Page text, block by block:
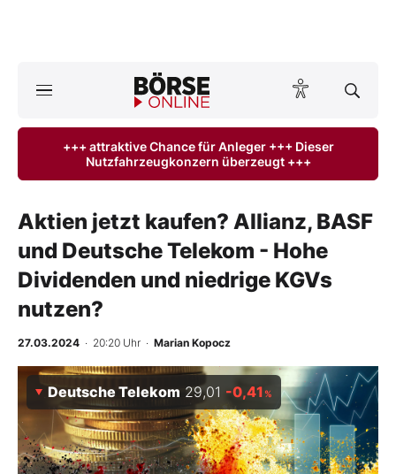
ktuelle Ausgabe BÖRSE ONLINE lesen
Anlageprodukte
Finanz-Check
Abo & Shop
BO-Musterdepots
Experten
Mein B:O
+++ attraktive Chance für Anleger +++ Dieser
Nutzfahrzeugkonzern überzeugt +++
Aktien jetzt kaufen? Allianz, BASF
und Deutsche Telekom - Hohe
Dividenden und niedrige KGVs
nutzen?
27.03.2024 · 20:20 Uhr · Marian Kopocz
Deutsche Telekom 29,01 -0,41%